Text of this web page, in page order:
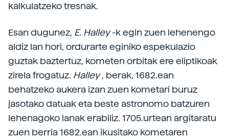
kalkulatzeko tresnak.
Esan dugunez, E. Halley-k egin zuen lehenengo
aldiz lan hori, ordurarte eginiko espekulazio
guztak baztertuz, kometen orbitak ere eliptikoak
zirela frogatuz. Halley, berak, 1682.ean
behatzeko aukera izan zuen kometari buruz
jasotako datuak eta beste astronomo batzuren
lehenagoko lanak erabiliz. 1705.urtean argitaratu
zuen berria 1682.ean ikusitako kometaren